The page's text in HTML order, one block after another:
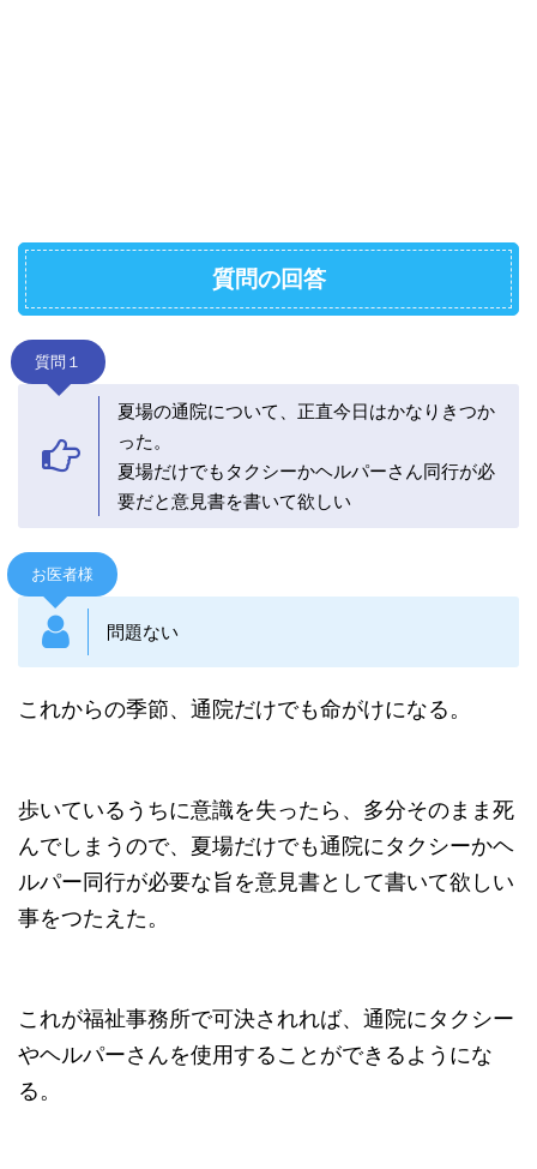
質問の回答
質問１
夏場の通院について、正直今日はかなりきつか
った。
夏場だけでもタクシーかヘルパーさん同行が必
要だと意見書を書いて欲しい
お医者様
問題ない
これからの季節、通院だけでも命がけになる。
歩いているうちに意識を失ったら、多分そのまま死
んでしまうので、夏場だけでも通院にタクシーかヘ
ルパー同行が必要な旨を意見書として書いて欲しい
事をつたえた。
これが福祉事務所で可決されれば、通院にタクシー
やヘルパーさんを使用することができるようにな
る。